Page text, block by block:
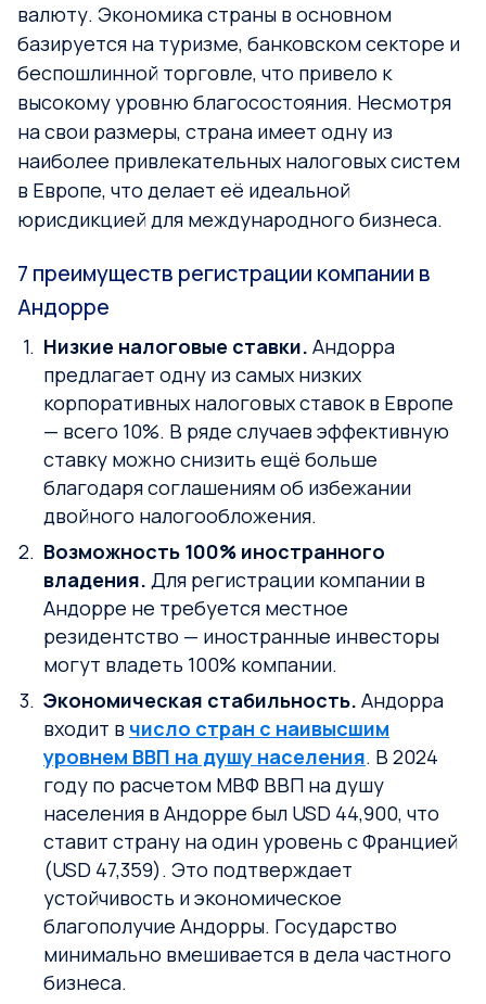
валюту. Экономика страны в основном
базируется на туризме, банковском секторе и
беспошлинной торговле, что привело к
высокому уровню благосостояния. Несмотря
на свои размеры, страна имеет одну из
наиболее привлекательных налоговых систем
в Европе, что делает её идеальной
юрисдикцией для международного бизнеса.
7 преимуществ регистрации компании в
Андорре
Низкие налоговые ставки. Андорра
предлагает одну из самых низких
корпоративных налоговых ставок в Европе
— всего 10%. В ряде случаев эффективную
ставку можно снизить ещё больше
благодаря соглашениям об избежании
двойного налогообложения.
Возможность 100% иностранного
владения. Для регистрации компании в
Андорре не требуется местное
резидентство — иностранные инвесторы
могут владеть 100% компании.
Экономическая стабильность. Андорра
входит в число стран с наивысшим
уровнем ВВП на душу населения. В 2024
году по расчетом МВФ ВВП на душу
населения в Андорре был USD 44,900, что
ставит страну на один уровень с Францией
(USD 47,359). Это подтверждает
устойчивость и экономическое
благополучие Андорры. Государство
минимально вмешивается в дела частного
бизнеса.